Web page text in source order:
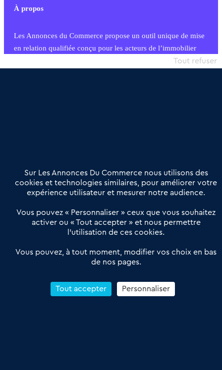
À propos
Les Annonces du Commerce propose un outil unique de mise
en relation qualifiée conçu pour les acteurs de l’immobilier
commercial et les collectivités territoriales, simple et intégrant
Offres Pro
Actualités
Qui sommes nous ?
Derniers articles
Réseau 3C : un partenaire national dédié aux transactions
Petitscommerces : Un partenariat au service du commerce de
proximité et des territoires
Reprendre un Restaurant Rapide
Sur Les Annonces Du Commerce nous utilisons des
cookies et technologies similaires, pour améliorer votre
expérience utilisateur et mesurer notre audience.
Vous pouvez « Personnaliser » ceux que vous souhaitez
activer ou « Tout accepter » et nous permettre
l’utilisation de ces cookies.
Vous pouvez, à tout moment, modifier vos choix en bas
de nos pages.
Tout accepter
Tout refuser
Personnaliser